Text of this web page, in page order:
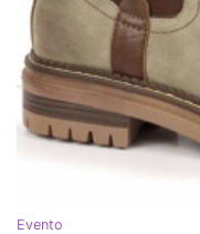
Evento